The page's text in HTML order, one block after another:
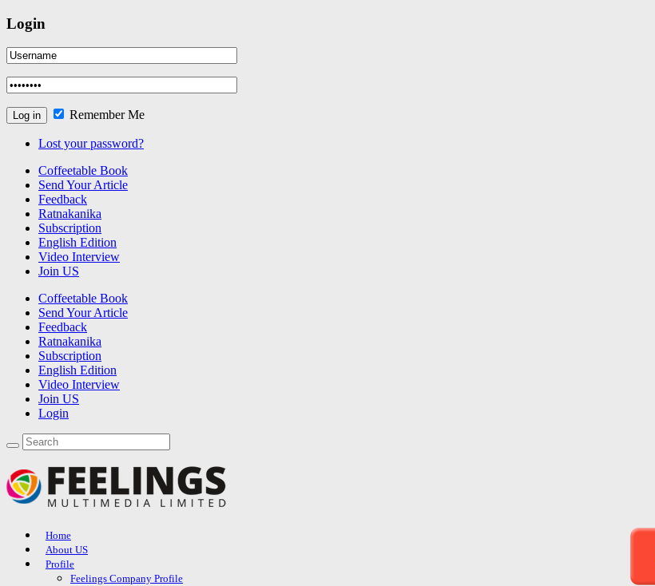
Login
Remember Me
Lost your password?
Coffeetable Book
Send Your Article
Feedback
Ratnakanika
Subscription
English Edition
Video Interview
Join US
Coffeetable Book
Send Your Article
Feedback
Ratnakanika
Subscription
English Edition
Video Interview
Join US
Login
Home
About US
Profile
Feelings Company Profile